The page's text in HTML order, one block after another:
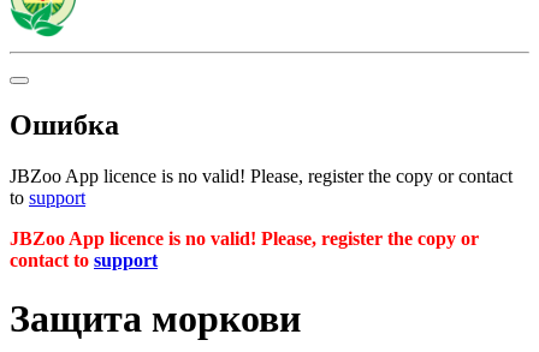
Ошибка
JBZoo App licence is no valid! Please, register the copy or contact
to support
JBZoo App licence is no valid! Please, register the copy or
contact to support
Защита моркови